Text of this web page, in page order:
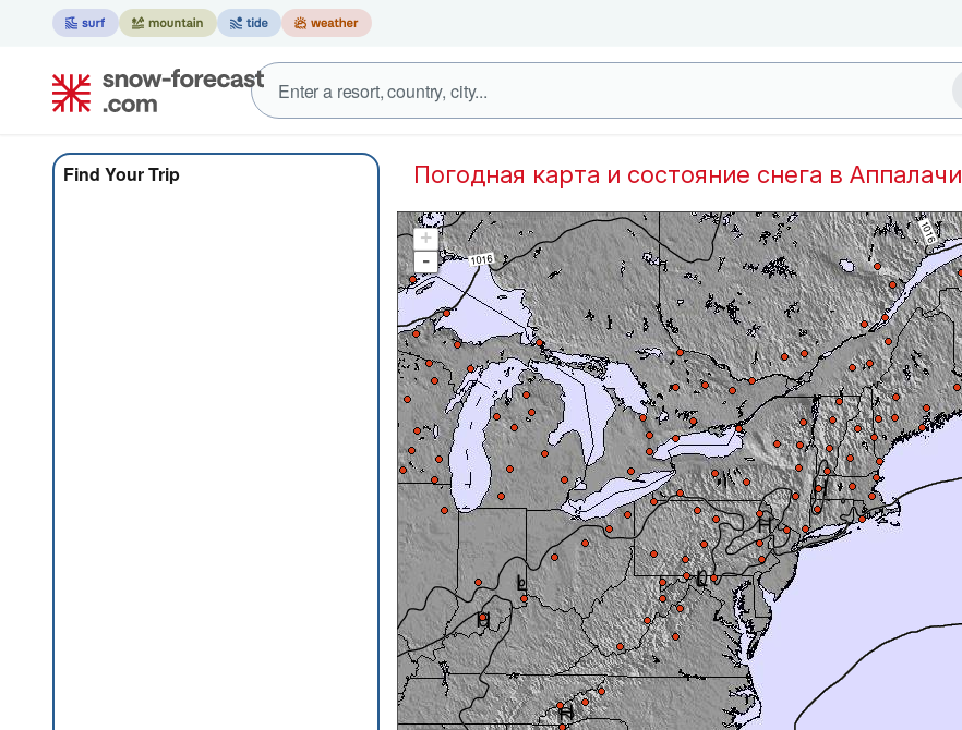
Find Your Trip Погодная карта и состояние снега в Аппалачи
+
-